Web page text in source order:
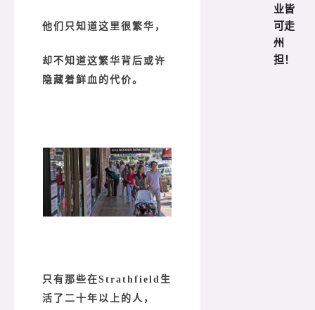
他们只知道这里很繁华，
却不知道这繁华背后或许
隐藏着鲜血的代价。
只有那些在Strathfield生
活了二十年以上的人，
业皆
可走
州
担！